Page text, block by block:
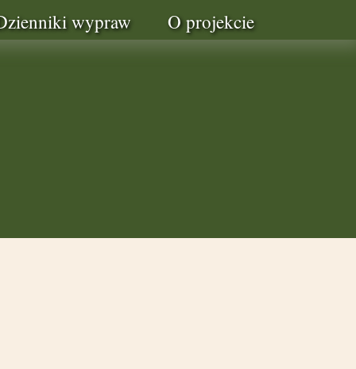
wypraw O projekcie